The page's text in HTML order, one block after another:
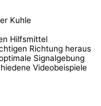
Kuhle
Hilfsmittel
Richtung heraus
Signalgebung
Videobeispiele